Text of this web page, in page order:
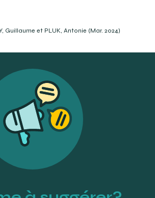
Missouri. P.17, 60.
Guillaume et PLUK, Antonie (Mar. 2024)